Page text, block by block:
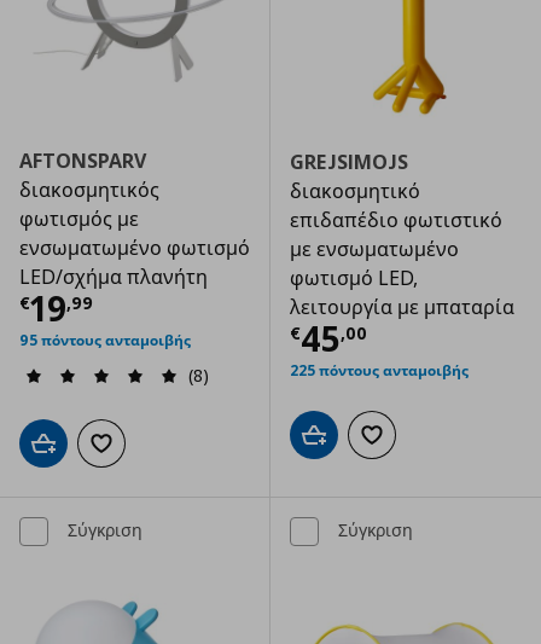
AFTONSPARV
διακοσμητικός
φωτισμός με
ενσωματωμένο φωτισμό
LED/σχήμα πλανήτη
€19,99
Τρέχουσα τιμή € 19,99
95 πόντους ανταμοιβής
(8)
Προσθήκη στο καλάθι
Προσθήκη στα αγαπημένα
GREJSIMOJS
διακοσμητικό
επιδαπέδιο φωτιστικό
με ενσωματωμένο
φωτισμό LED,
λειτουργία με μπαταρία
€45,00
Τρέχουσα
225 πόντους ανταμοιβής
Προσθήκη στο καλάθι
Προσθήκη στα
Σύγκριση Σύγκριση